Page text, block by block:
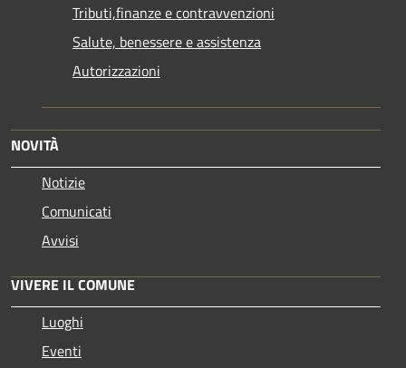
Tributi,finanze e contravvenzioni
Salute, benessere e assistenza
Autorizzazioni
NOVITÀ
Notizie
Comunicati
Avvisi
VIVERE IL COMUNE
Luoghi
Eventi